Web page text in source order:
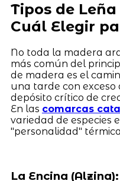
Tipos de
Cuál Elegir
No toda la madera
más común del
de madera es el
una tarde con
depósito crítico de
En las comarcas
variedad de especies
"personalidad"
La Encina